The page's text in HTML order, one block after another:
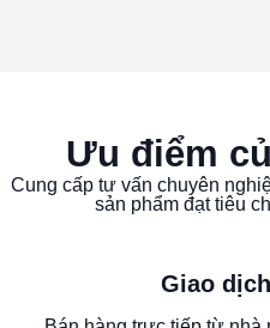
Ưu điểm
Cung cấp tư vấn chuyên
sản phẩm đạt tiêu
Giao